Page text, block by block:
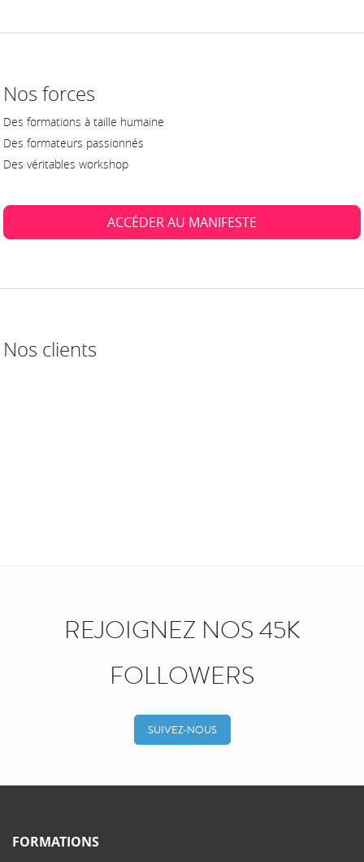
Nos forces
Des formations à taille humaine
Des formateurs passionnés
Des véritables workshop
ACCÉDER AU MANIFESTE
Nos clients
REJOIGNEZ NOS 45K
FOLLOWERS
SUIVEZ-NOUS
FORMATIONS